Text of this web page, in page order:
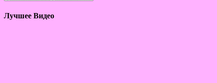
Лучшее Видео